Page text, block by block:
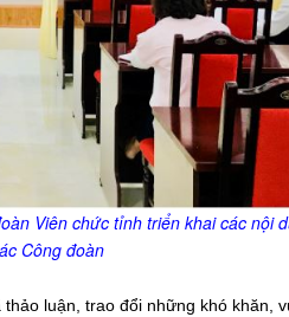
Viên chức tỉnh triển khai các nội
Công đoàn
luận, trao đổi những khó khăn,